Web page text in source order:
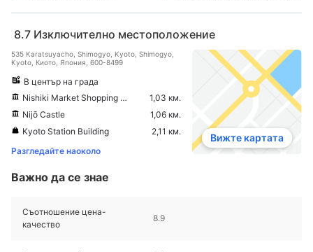
8.7 Изключително местоположение
535 Karatsuyacho, Shimogyo, Kyoto, Shimogyo,
Kyoto, Киото, Япония, 600-8499
В център на града
Nishiki Market Shopping District
1,03 км.
Nijō Castle
1,06 км.
Kyoto Station Building
2,11 км.
Разгледайте наоколо
Вижте картата
Важно да се знае
Съотношение цена-
качество
8.9